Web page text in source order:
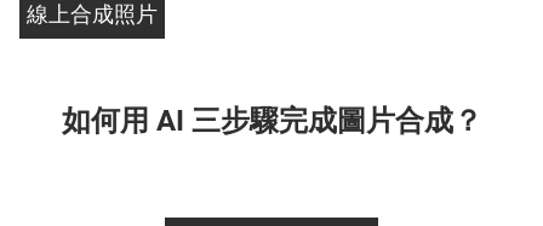
線上合成照片
如何用 AI 三步驟完成圖片合成？